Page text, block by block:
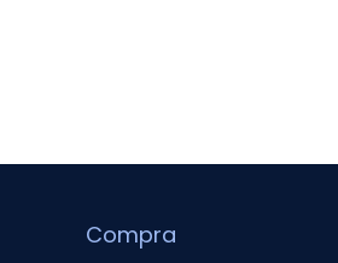
Compra